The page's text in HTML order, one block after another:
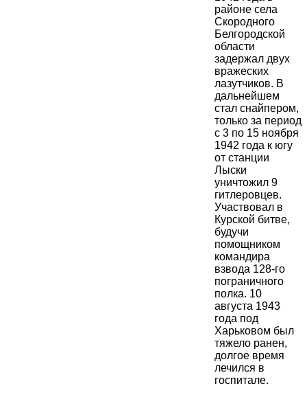
районе села
Скородного
Белгородской
области
задержал двух
вражеских
лазутчиков. В
дальнейшем
стал снайпером,
только за период
с 3 по 15 ноября
1942 года к югу
от станции
Лыски
уничтожил 9
гитлеровцев.
Участвовал в
Курской битве,
будучи
помощником
командира
взвода 128-го
пограничного
полка. 10
августа 1943
года под
Харьковом был
тяжело ранен,
долгое время
лечился в
госпитале.